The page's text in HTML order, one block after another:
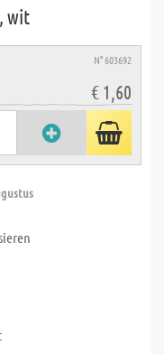
wit
N° 603692
€ 1,60